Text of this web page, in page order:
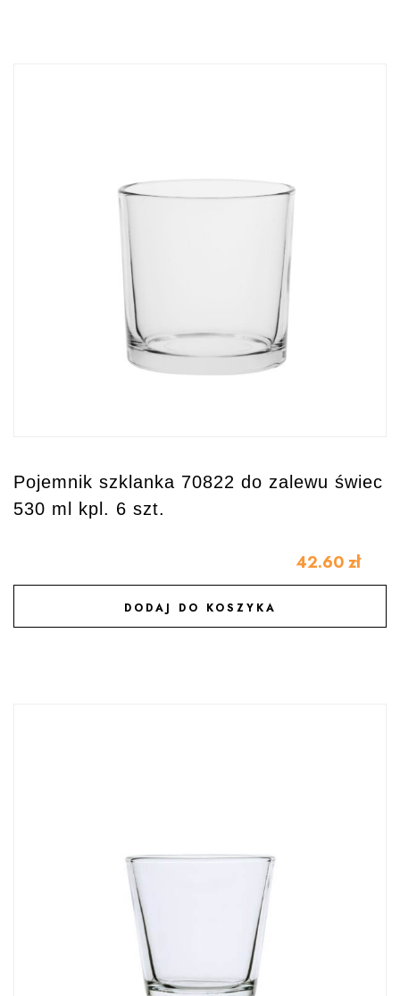
Pojemnik szklanka 70822 do zalewu świec
530 ml kpl. 6 szt.
42.60 zł
DODAJ DO KOSZYKA
DODAJ DO ULUBIONYCH